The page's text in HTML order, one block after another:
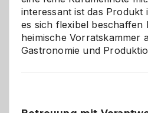
interessant ist das Produkt
es sich flexibel beschaffen
heimische Vorratskammer
Gastronomie und